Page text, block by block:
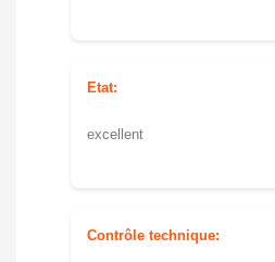
Etat:
excellent
Contrôle technique: